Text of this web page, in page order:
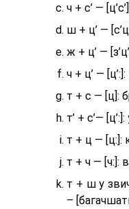
ч + с’ —
ш + ц’ —
ж + ц’ —
ч + ц’ — [ц’:]:
т + с — [ц]:
т’ + с’— [ц’:]:
т + ц — [ц:]:
т + ч — [ч:]:
т + ш у
–